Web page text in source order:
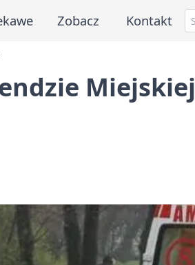
Zobacz Kontakt
Miejskiej